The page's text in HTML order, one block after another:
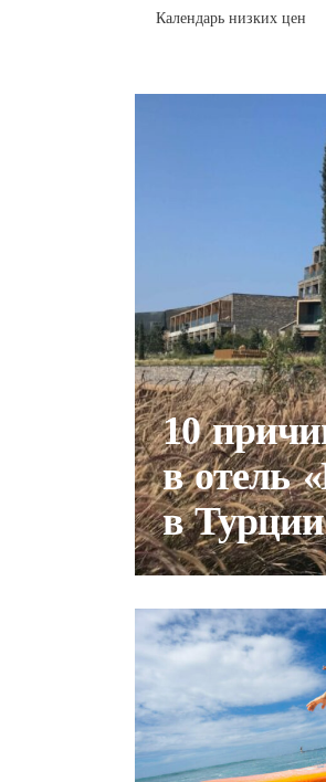
Календарь низких цен
10
в отель
в